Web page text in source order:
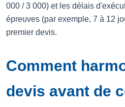
000 / 3 000) et les délais
épreuves (par exemple, 7 à 12
premier devis.
Comment
devis avant de